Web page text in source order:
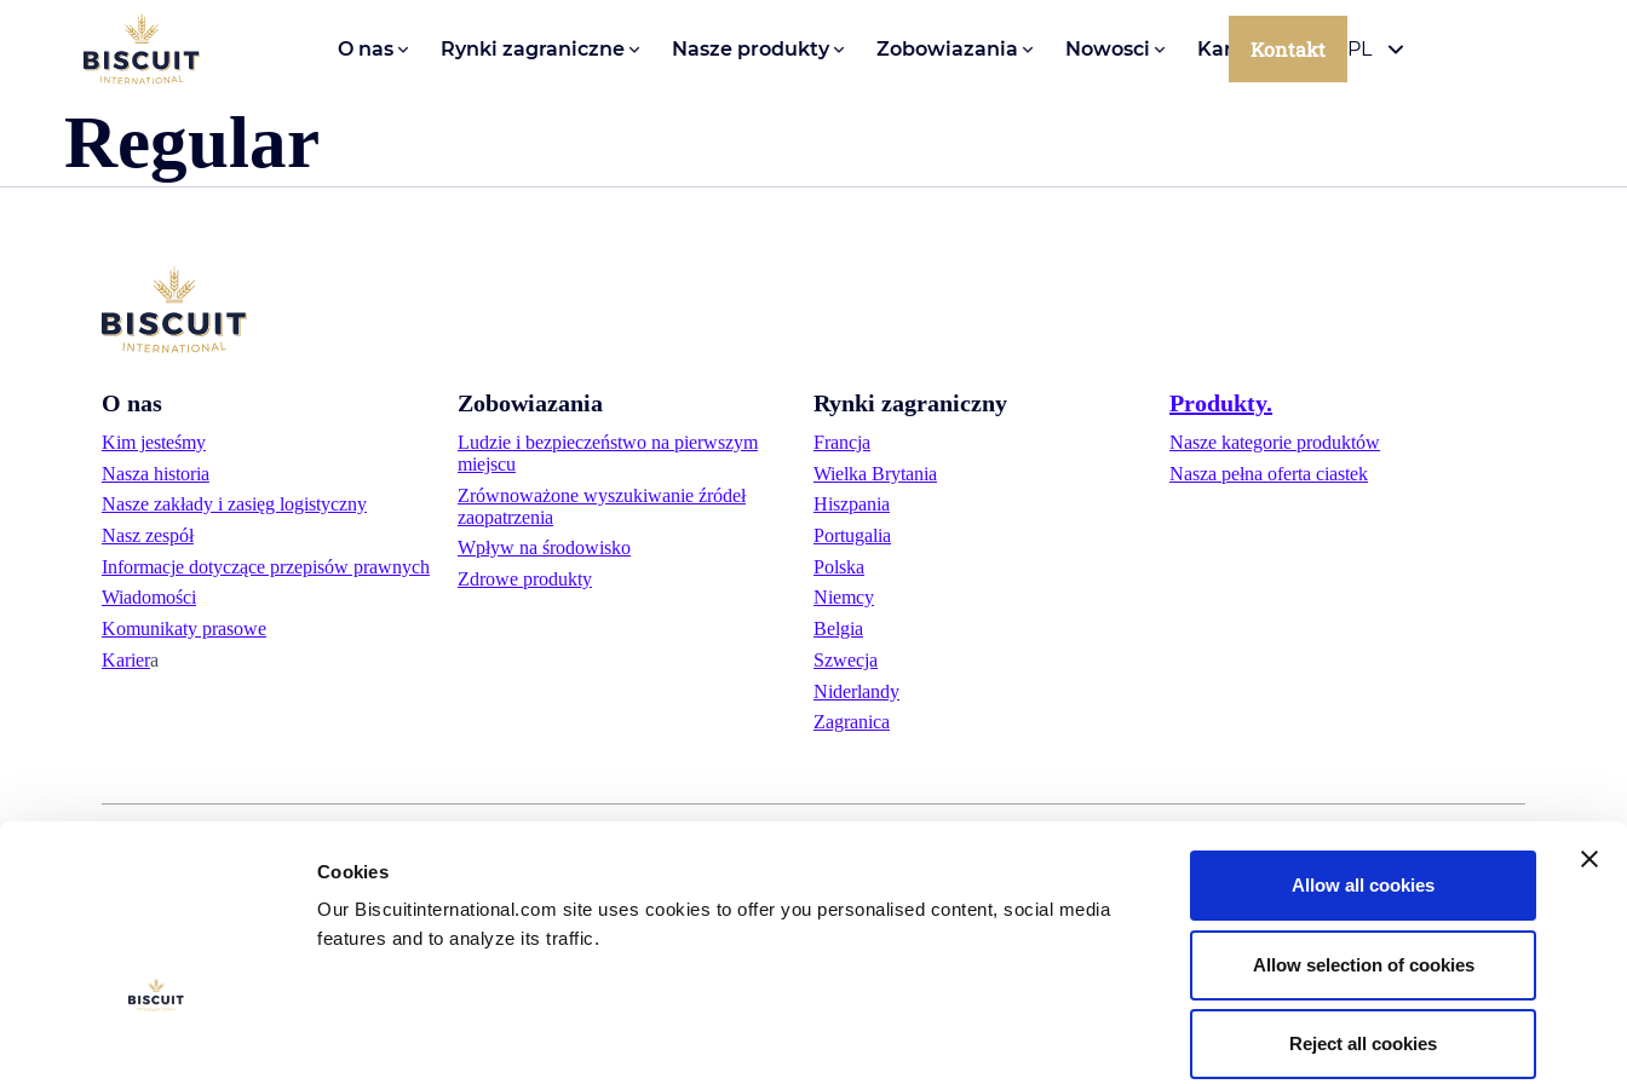
Cookies
Our Biscuitinternational.com site uses cookies to offer you personalised content, social media
features and to analyze its traffic.
Allow all cookies
Allow selection of cookies
Reject all cookies
Aller au contenu O nas​ Rynki zagraniczne Nasze produkty Zobowiazania Nowosci KarieraKontakt PL
Regular
O nas
Kim jesteśmy
Nasza historia
Nasze zakłady i zasięg logistyczny
Nasz zespół
Informacje dotyczące przepisów prawnych
Wiadomości
Komunikaty prasowe
Kariera
Zobowiazania
Ludzie i bezpieczeństwo na pierwszym
miejscu
Zrównoważone wyszukiwanie źródeł
zaopatrzenia
Wpływ na środowisko
Zdrowe produkty
Rynki zagraniczny
Francja
Wielka Brytania
Hiszpania
Portugalia
Polska
Niemcy
Belgia
Szwecja
Niderlandy
Zagranica
Produkty.
Nasze kategorie produktów
Nasza pełna oferta ciastek
©Biscuit International 2023